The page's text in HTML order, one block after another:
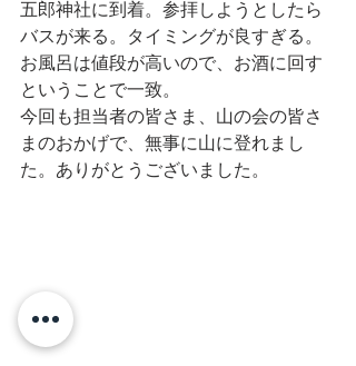
五郎神社に到着。参拝しようとしたら
バスが来る。タイミングが良すぎる。
お風呂は値段が高いので、お酒に回す
ということで一致。
今回も担当者の皆さま、山の会の皆さ
まのおかげで、無事に山に登れまし
た。ありがとうございました。